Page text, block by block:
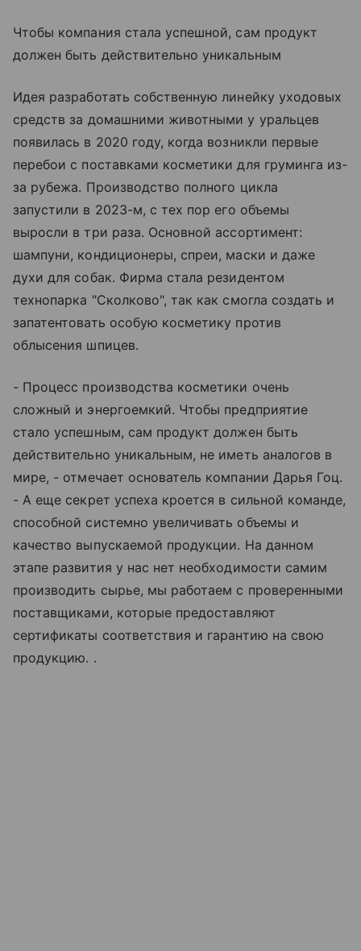
Чтобы компания стала успешной, сам продукт
должен быть действительно уникальным
Идея разработать собственную линейку уходовых
средств за домашними животными у уральцев
появилась в 2020 году, когда возникли первые
перебои с поставками косметики для груминга из-
за рубежа. Производство полного цикла
запустили в 2023-м, с тех пор его объемы
выросли в три раза. Основной ассортимент:
шампуни, кондиционеры, спреи, маски и даже
духи для собак. Фирма стала резидентом
технопарка "Сколково", так как смогла создать и
запатентовать особую косметику против
облысения шпицев.
- Процесс производства косметики очень
сложный и энергоемкий. Чтобы предприятие
стало успешным, сам продукт должен быть
действительно уникальным, не иметь аналогов в
мире, - отмечает основатель компании Дарья Гоц.
- А еще секрет успеха кроется в сильной команде,
способной системно увеличивать объемы и
качество выпускаемой продукции. На данном
этапе развития у нас нет необходимости самим
производить сырье, мы работаем с проверенными
поставщиками, которые предоставляют
сертификаты соответствия и гарантию на свою
продукцию. .